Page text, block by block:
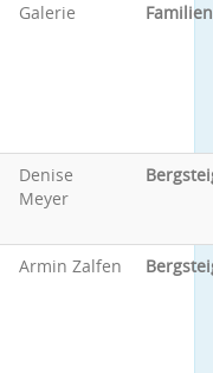
Galerie
Denise
Meyer
Armin Zalfen